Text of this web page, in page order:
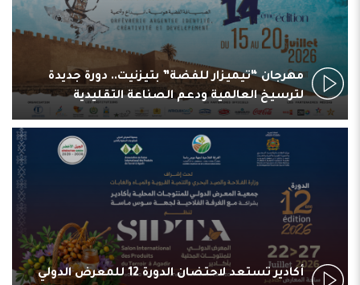
مهرجان “تيميزار للفضة” بتيزنيت.. دورة جديدة
لترسيخ العالمية ودعم الصناعة التقليدية
أكادير تستعد لاحتضان الدورة 12 للمعرض الدولي